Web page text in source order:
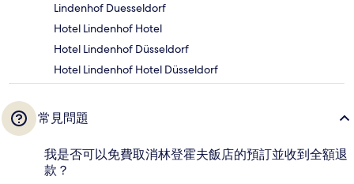
Lindenhof Duesseldorf
Hotel Lindenhof Hotel
Hotel Lindenhof Düsseldorf
Hotel Lindenhof Hotel Düsseldorf
常見問題
我是否可以免費取消林登霍夫飯店的預訂並收到全額退
款？